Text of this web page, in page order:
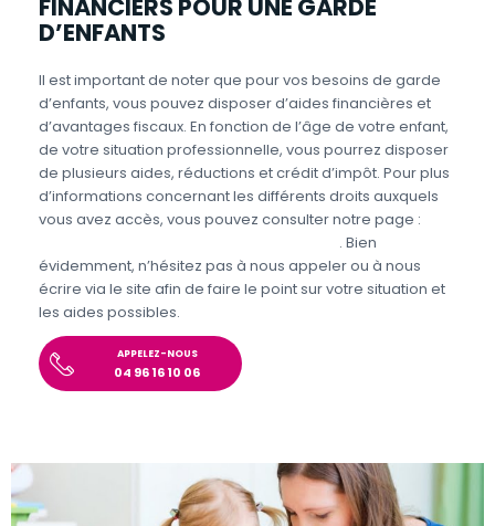
FINANCIERS POUR UNE GARDE
D’ENFANTS
Il est important de noter que pour vos besoins de garde
d’enfants, vous pouvez disposer d’aides financières et
d’avantages fiscaux. En fonction de l’âge de votre enfant,
de votre situation professionnelle, vous pourrez disposer
de plusieurs aides, réductions et crédit d’impôt. Pour plus
d’informations concernant les différents droits auxquels
vous avez accès, vous pouvez consulter notre page :
. Bien
évidemment, n’hésitez pas à nous appeler ou à nous
écrire via le site afin de faire le point sur votre situation et
les aides possibles.
APPELEZ-NOUS
04 96 16 10 06